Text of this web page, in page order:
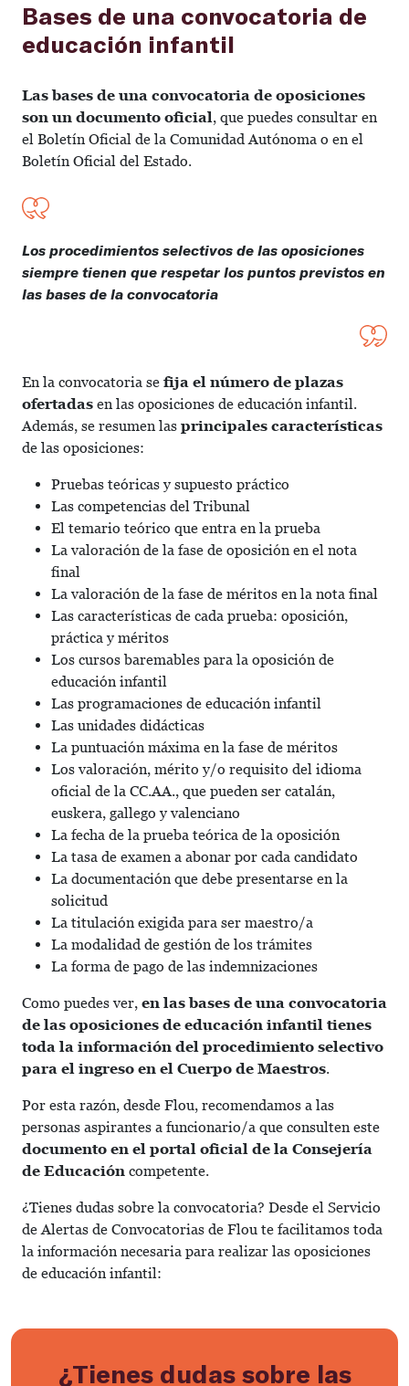
Bases de una convocatoria de
educación infantil
Las bases de una convocatoria de oposiciones
son un documento oficial, que puedes consultar en
el Boletín Oficial de la Comunidad Autónoma o en el
Boletín Oficial del Estado.
Los procedimientos selectivos de las oposiciones
siempre tienen que respetar los puntos previstos en
las bases de la convocatoria
En la convocatoria se fija el número de plazas
ofertadas en las oposiciones de educación infantil.
Además, se resumen las principales características
de las oposiciones:
Pruebas teóricas y supuesto práctico
Las competencias del Tribunal
El temario teórico que entra en la prueba
La valoración de la fase de oposición en el nota
final
La valoración de la fase de méritos en la nota final
Las características de cada prueba: oposición,
práctica y méritos
Los cursos baremables para la oposición de
educación infantil
Las programaciones de educación infantil
Las unidades didácticas
La puntuación máxima en la fase de méritos
Los valoración, mérito y/o requisito del idioma
oficial de la CC.AA., que pueden ser catalán,
euskera, gallego y valenciano
La fecha de la prueba teórica de la oposición
La tasa de examen a abonar por cada candidato
La documentación que debe presentarse en la
solicitud
La titulación exigida para ser maestro/a
La modalidad de gestión de los trámites
La forma de pago de las indemnizaciones
Como puedes ver, en las bases de una convocatoria
de las oposiciones de educación infantil tienes
toda la información del procedimiento selectivo
para el ingreso en el Cuerpo de Maestros.
Por esta razón, desde Flou, recomendamos a las
personas aspirantes a funcionario/a que consulten este
documento en el portal oficial de la Consejería
de Educación competente.
¿Tienes dudas sobre la convocatoria? Desde el Servicio
de Alertas de Convocatorias de Flou te facilitamos toda
la información necesaria para realizar las oposiciones
de educación infantil:
¿Tienes dudas sobre las